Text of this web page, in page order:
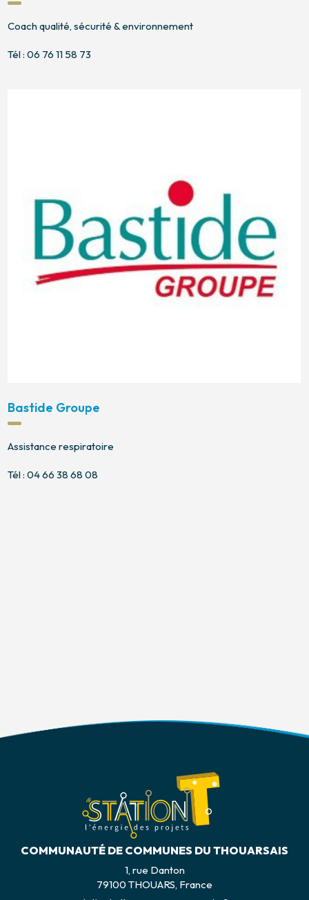
Coach qualité, sécurité & environnement
Tél : 06 76 11 58 73
Bastide Groupe
Assistance respiratoire
Tél : 04 66 38 68 08
COMMUNAUTÉ DE COMMUNES DU THOUARSAIS
1, rue Danton
79100 THOUARS, France